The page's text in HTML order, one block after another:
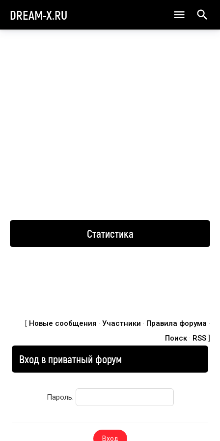
DREAM-X.RU
Статистика
[ Новые сообщения · Участники · Правила форума ·
Поиск · RSS ]
Вход в приватный форум
Пароль: